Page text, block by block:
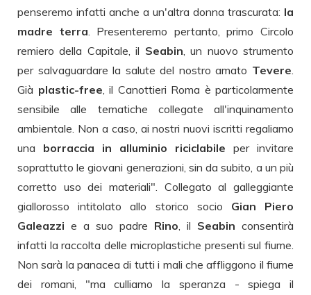
penseremo infatti anche a un'altra donna trascurata: la
madre terra . Presenteremo pertanto, primo Circolo
remiero della Capitale, il Seabin , un nuovo strumento
per salvaguardare la salute del nostro amato Tevere
Già plastic-free , il Canottieri Roma è particolarmente
sensibile alle tematiche collegate all'inquinamento
ambientale. Non a caso, ai nostri nuovi iscritti regaliamo
una borraccia in alluminio riciclabile per invitare
soprattutto le giovani generazioni, sin da subito, a un più
corretto uso dei materiali". Collegato al galleggiante
giallorosso intitolato allo storico socio Gian Piero
Galeazzi e a suo padre Rino , il Seabin consentirà
infatti la raccolta delle microplastiche presenti sul fiume.
Non sarà la panacea di tutti i mali che affliggono il fiume
dei romani, "ma culliamo la speranza - spiega il